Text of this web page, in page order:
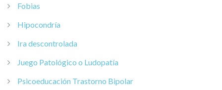
Fobias
Hipocondría
Ira descontrolada
Juego Patológico o Ludopatía
Psicoeducación Trastorno Bipolar